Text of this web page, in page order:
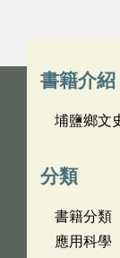
書籍介紹
埔鹽鄉文
分類
書籍分類
應用科學